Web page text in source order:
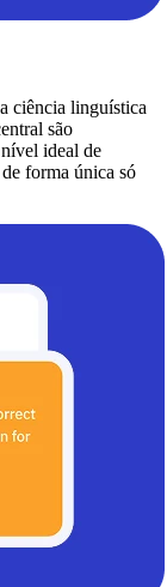
ciência linguística
são
ideal de
forma única só